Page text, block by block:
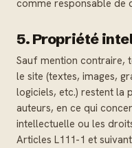
comme responsable de
5. Propriété
Sauf mention contraire,
le site (textes, images,
logiciels, etc.) restent la
auteurs, en ce qui
intellectuelle ou les
Articles L111-1 et